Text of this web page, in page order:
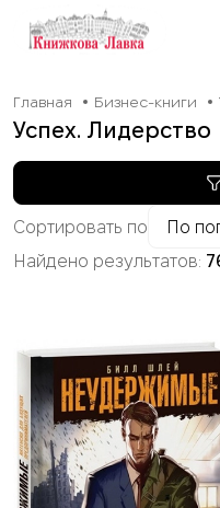
Главная Бизнес-книги
Успех. Лидерство
Найдено результатов:
Сортировать по По